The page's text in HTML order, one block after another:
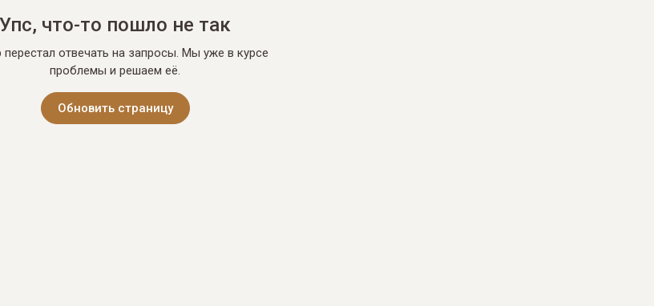
Упс, что-то пошло не так
перестал отвечать на запросы. Мы уже в курсе
проблемы и решаем её.
Обновить страницу